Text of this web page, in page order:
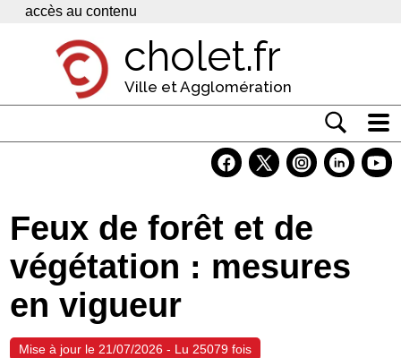
Panneau de gestion des cookies
accès au contenu
cholet.fr
Ville et Agglomération
Economie
Services
Contacts
Feux de forêt et de
végétation : mesures
en vigueur
Mise à jour le 21/07/2026 - Lu 25079 fois